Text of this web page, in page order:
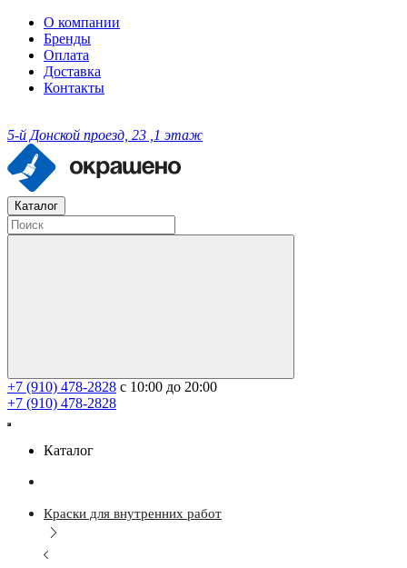
О компании
Бренды
Оплата
Доставка
Контакты
5-й Донской проезд, 23 ,1 этаж
Каталог
+7 (910) 478-2828 с 10:00 до 20:00
+7 (910) 478-2828
Каталог
Краски для внутренних работ